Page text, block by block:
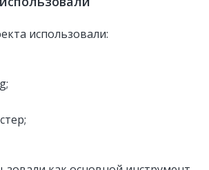
использовали: